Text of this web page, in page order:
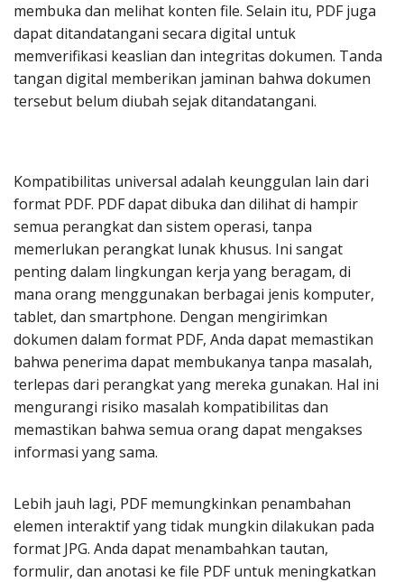
membuka dan melihat konten file. Selain itu, PDF juga
dapat ditandatangani secara digital untuk
memverifikasi keaslian dan integritas dokumen. Tanda
tangan digital memberikan jaminan bahwa dokumen
tersebut belum diubah sejak ditandatangani.
Kompatibilitas universal adalah keunggulan lain dari
format PDF. PDF dapat dibuka dan dilihat di hampir
semua perangkat dan sistem operasi, tanpa
memerlukan perangkat lunak khusus. Ini sangat
penting dalam lingkungan kerja yang beragam, di
mana orang menggunakan berbagai jenis komputer,
tablet, dan smartphone. Dengan mengirimkan
dokumen dalam format PDF, Anda dapat memastikan
bahwa penerima dapat membukanya tanpa masalah,
terlepas dari perangkat yang mereka gunakan. Hal ini
mengurangi risiko masalah kompatibilitas dan
memastikan bahwa semua orang dapat mengakses
informasi yang sama.
Lebih jauh lagi, PDF memungkinkan penambahan
elemen interaktif yang tidak mungkin dilakukan pada
format JPG. Anda dapat menambahkan tautan,
formulir, dan anotasi ke file PDF untuk meningkatkan